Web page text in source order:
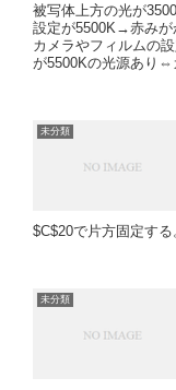
被写体上方の光が
設定が5500K→赤みが
カメラやフィルムの
が5500Kの光源あり⇔
未分類
$C$20で片方固定する
未分類